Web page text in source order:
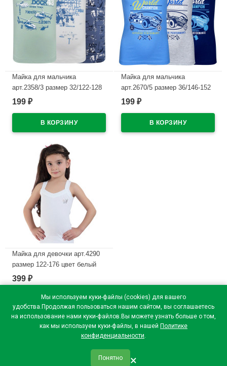
Мы используем куки-файлы (cookies) для вашего
удобства.Продолжая пользоваться нашим сайтом, вы соглашаетесь
на использование нами куки-файлов.Вы можете узнать больше о том,
как мы используем куки-файлы, в нашей Политике
конфиденциальности.
Понятно ×
Майка для мальчика
арт.2358/3 размер 32/122-128
100% х/б цвет ассорти
199 ₽
Майка для мальчика
арт.2670/5 размер 36/146-152
100% х/б цвет в ассортименте
199 ₽
Майка для девочки арт.4290
размер 122-176 цвет белый
95% хлопок 5% эластан
В наличии
399 ₽